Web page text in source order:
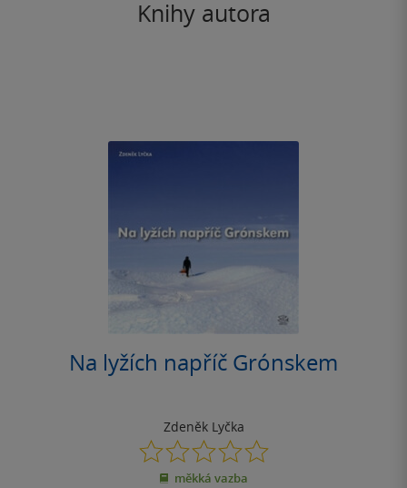
Knihy autora
Na lyžích napříč Grónskem
Zdeněk Lyčka
0.0
z
5
měkká vazba